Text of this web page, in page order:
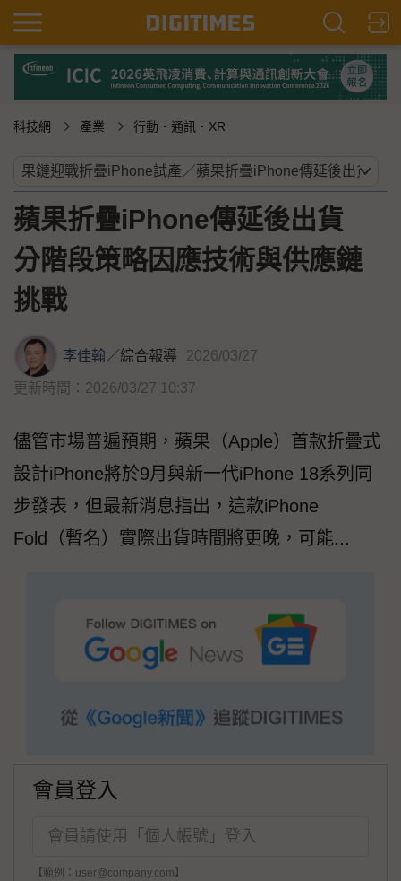
科技網 產業 行動．通訊．XR
蘋果折疊iPhone傳延後出貨
分階段策略因應技術與供應鏈
挑戰
李佳翰／綜合報導 2026/03/27
更新時間：2026/03/27 10:37
儘管市場普遍預期，蘋果（Apple）首款折疊式
設計iPhone將於9月與新一代iPhone 18系列同
步發表，但最新消息指出，這款iPhone
Fold（暫名）實際出貨時間將更晚，可能...
會員登入
【範例：user@company.com】